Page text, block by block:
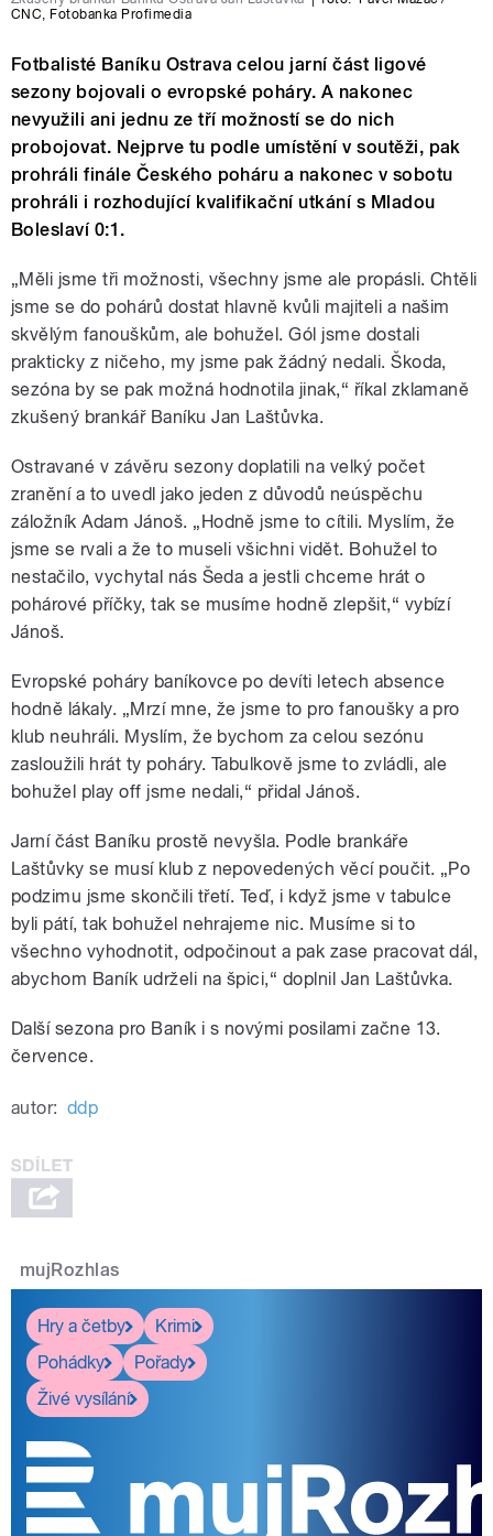
CNC, Fotobanka Profimedia
Fotbalisté Baníku Ostrava celou jarní část ligové
sezony bojovali o evropské poháry. A nakonec
nevyužili ani jednu ze tří možností se do nich
probojovat. Nejprve tu podle umístění v soutěži, pak
prohráli finále Českého poháru a nakonec v sobotu
prohráli i rozhodující kvalifikační utkání s Mladou
Boleslaví 0:1.
„Měli jsme tři možnosti, všechny jsme ale propásli. Chtěli
jsme se do pohárů dostat hlavně kvůli majiteli a našim
skvělým fanouškům, ale bohužel. Gól jsme dostali
prakticky z ničeho, my jsme pak žádný nedali. Škoda,
sezóna by se pak možná hodnotila jinak,“ říkal zklamaně
zkušený brankář Baníku Jan Laštůvka.
Ostravané v závěru sezony doplatili na velký počet
zranění a to uvedl jako jeden z důvodů neúspěchu
záložník Adam Jánoš. „Hodně jsme to cítili. Myslím, že
jsme se rvali a že to museli všichni vidět. Bohužel to
nestačilo, vychytal nás Šeda a jestli chceme hrát o
pohárové příčky, tak se musíme hodně zlepšit,“ vybízí
Jánoš.
Evropské poháry baníkovce po devíti letech absence
hodně lákaly. „Mrzí mne, že jsme to pro fanoušky a pro
klub neuhráli. Myslím, že bychom za celou sezónu
zasloužili hrát ty poháry. Tabulkově jsme to zvládli, ale
bohužel play off jsme nedali,“ přidal Jánoš.
Jarní část Baníku prostě nevyšla. Podle brankáře
Laštůvky se musí klub z nepovedených věcí poučit. „Po
podzimu jsme skončili třetí. Teď, i když jsme v tabulce
byli pátí, tak bohužel nehrajeme nic. Musíme si to
všechno vyhodnotit, odpočinout a pak zase pracovat dál,
abychom Baník udrželi na špici,“ doplnil Jan Laštůvka.
Další sezona pro Baník i s novými posilami začne 13.
července.
autor: ddp
mujRozhlas
Hry a četby
Krimi
Pohádky
Pořady
Živé vysílání